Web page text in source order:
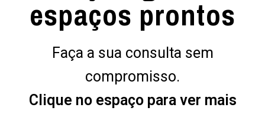
espaços prontos
Faça a sua consulta sem
compromisso.
Clique no espaço para ver mais